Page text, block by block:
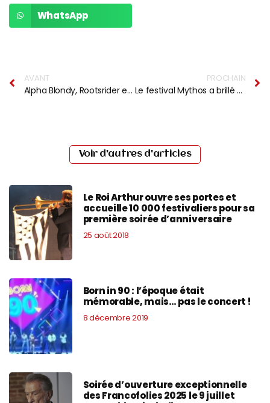
WhatsApp
AVANT
Alpha Blondy, Rootsrider et un hommage à Naâman au festival No Logo BZH
PROCHAIN
Le festival Mythos a brillé de mille feux
Voir d'autres d'articles
Le Roi Arthur ouvre ses portes et
accueille 10 000 festivaliers pour sa
première soirée d’anniversaire
25 août 2018
Born in 90 : l’époque était
mémorable, mais… pas le concert !
8 décembre 2019
Soirée d’ouverture exceptionnelle
des Francofolies 2025 le 9 juillet